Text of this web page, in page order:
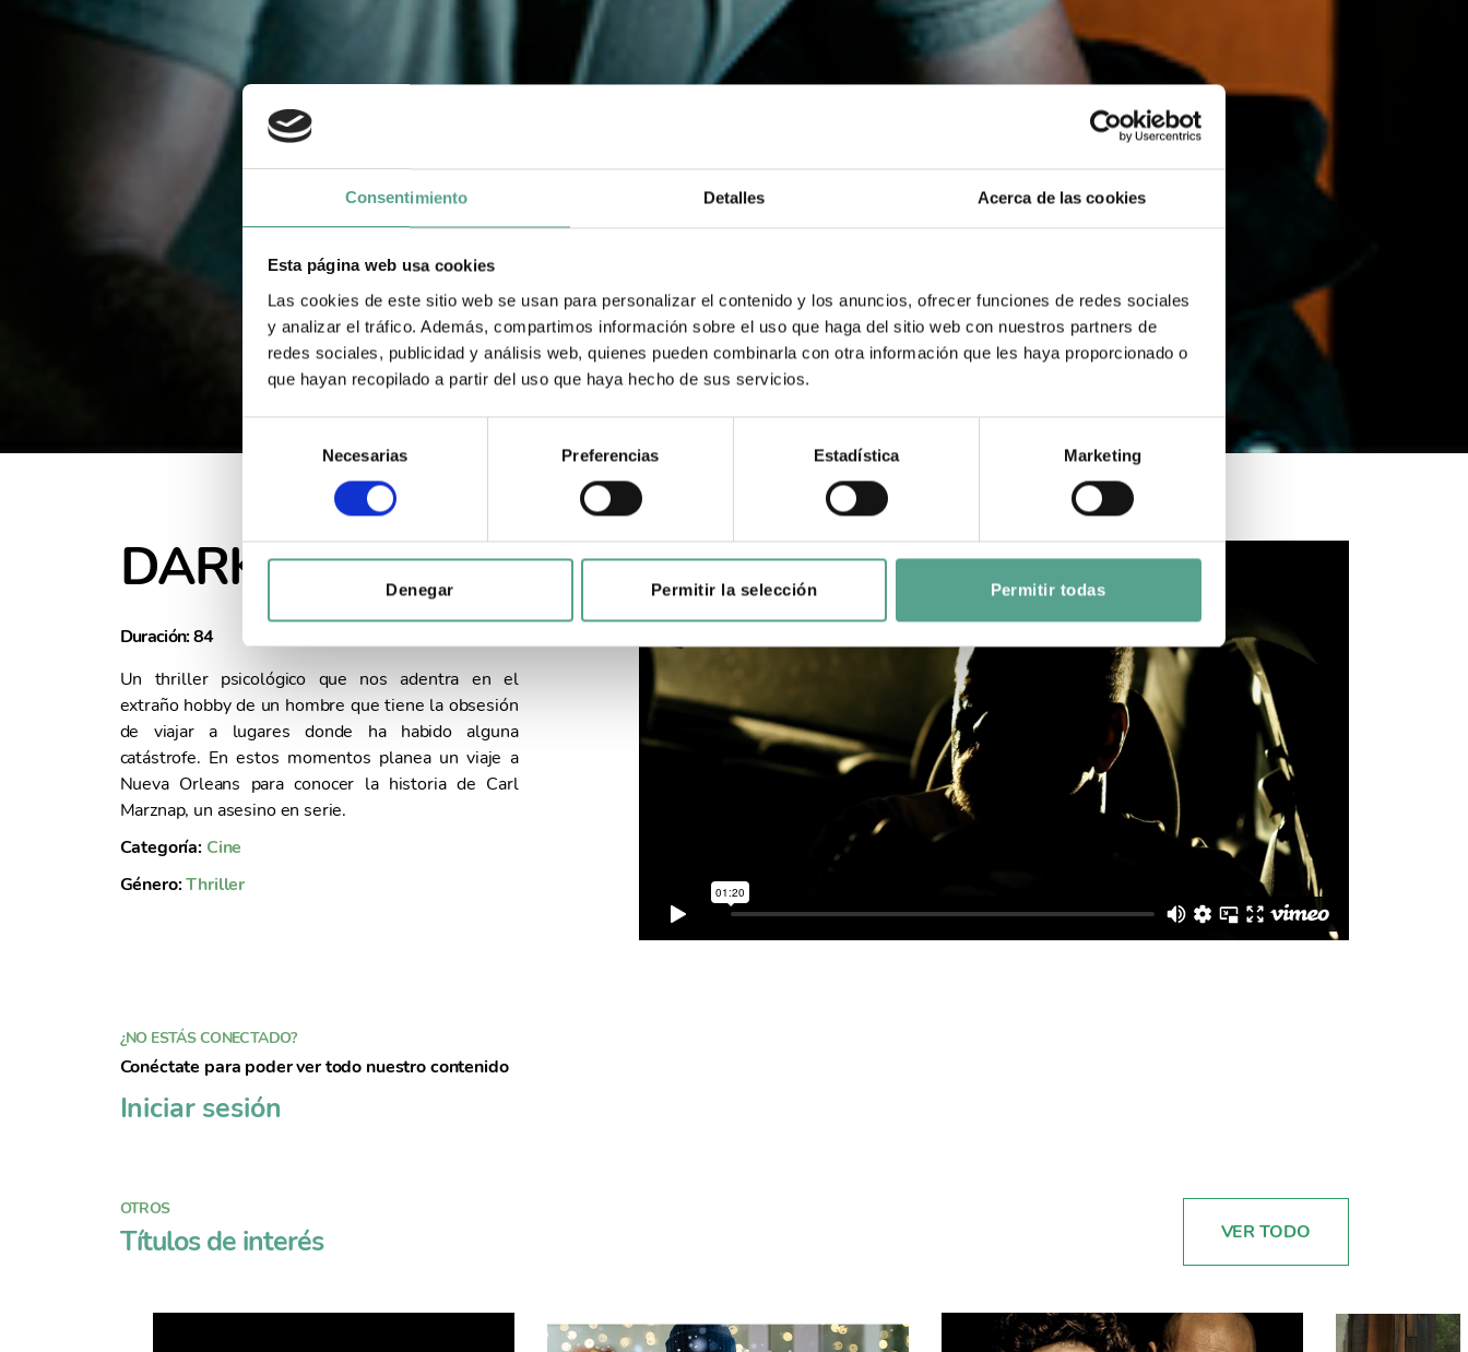
Consentimiento Detalles Acerca de las cookies
Esta página web usa cookies
Las cookies de este sitio web se usan para personalizar el contenido y los anuncios, ofrecer funciones de redes sociales
y analizar el tráfico. Además, compartimos información sobre el uso que haga del sitio web con nuestros partners de
redes sociales, publicidad y análisis web, quienes pueden combinarla con otra información que les haya proporcionado o
que hayan recopilado a partir del uso que haya hecho de sus servicios.
e
c
n
o
t
Necesarias Preferencias Estadística Marketing
Denegar Permitir la selección Permitir todas
DARK TOURIST
Duración: 84
Un thriller psicológico que nos adentra en el
extraño hobby de un hombre que tiene la obsesión
de viajar a lugares donde ha habido alguna
catástrofe. En estos momentos planea un viaje a
Nueva Orleans para conocer la historia de Carl
Marznap, un asesino en serie.
Categoría: Cine
Género:Thriller
¿NO ESTÁS CONECTADO?
Conéctate para poder ver todo nuestro contenido
Iniciar sesión
OTROS
Títulos de interés VER TODO